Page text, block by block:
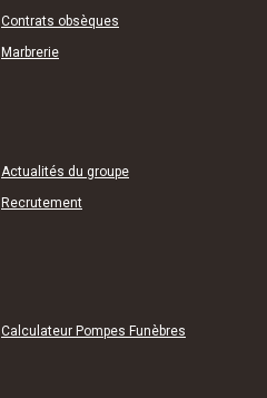
Contrats obsèques
Marbrerie
Actualités du groupe
Recrutement
Calculateur Pompes Funèbres